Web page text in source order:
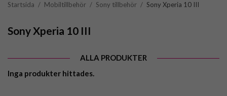
Startsida / Mobiltillbehör / Sony tillbehör / Sony Xperia 10 III
Sony Xperia 10 III
ALLA PRODUKTER
Inga produkter hittades.